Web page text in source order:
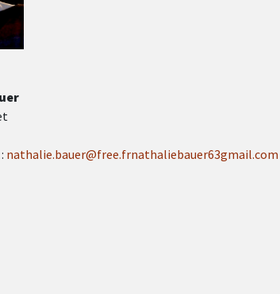
nathalie.bauer@free.frnathaliebauer63gmail.com